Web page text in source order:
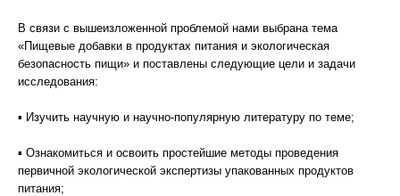
В связи с вышеизложенной проблемой нами выбрана тема
«Пищевые добавки в продуктах питания и экологическая
безопасность пищи» и поставлены следующие цели и задачи
исследования:
▪ Изучить научную и научно-популярную литературу по теме;
▪ Ознакомиться и освоить простейшие методы проведения
первичной экологической экспертизы упакованных продуктов
питания;